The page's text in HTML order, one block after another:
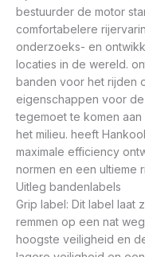
bestuurder de motor
comfortabelere
onderzoeks- en
locaties in de wereld.
banden voor het rijden
eigenschappen voor
tegemoet te komen
het milieu. heeft
maximale efficiency
normen en een ultieme
Uitleg bandenlabels
Grip label: Dit label laat
remmen op een nat
hoogste veiligheid en